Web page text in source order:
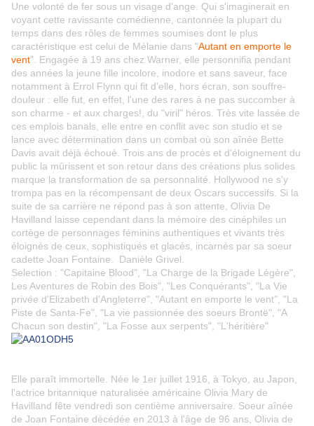
Une volonté de fer sous un visage d'ange. Qui s'imaginerait en
voyant cette ravissante comédienne, cantonnée la plupart du
temps dans des rôles de femmes soumises dont le plus
caractéristique est celui de Mélanie dans "Autant en emporte le
vent". Engagée à 19 ans chez Warner, elle personnifia pendant
des années la jeune fille incolore, inodore et sans saveur, face
notamment à Errol Flynn qui fit d'elle, hors écran, son souffre-
douleur : elle fut, en effet, l'une des rares à ne pas succomber à
son charme - et aux charges!, du "viril" héros. Très vite lassée de
ces emplois banals, elle entre en conflit avec son studio et se
lance avec détermination dans un combat où son aînée Bette
Davis avait déjà échoué. Trois ans de procès et d'éloignement du
public la mûrissent et son retour dans des créations plus solides
marque la transformation de sa personnalité. Hollywood ne s'y
trompa pas en la récompensant de deux Oscars successifs. Si la
suite de sa carrière ne répond pas à son attente, Olivia De
Havilland laisse cependant dans la mémoire des cinéphiles un
cortège de personnages féminins authentiques et vivants très
éloignés de ceux, sophistiqués et glacés, incarnés par sa soeur
cadette Joan Fontaine. Danièle Grivel.
Selection : "Capitaine Blood", "La Charge de la Brigade Légère",
Les Aventures de Robin des Bois", "Les Conquérants", "La Vie
privée d'Elizabeth d'Angleterre", "Autant en emporte le vent", "La
Piste de Santa-Fe", "La vie passionnée des soeurs Brontë", "A
Chacun son destin", "La Fosse aux serpents", "L'héritière"
Elle paraît immortelle. Née le 1er juillet 1916, à Tokyo, au Japon,
l'actrice britannique naturalisée américaine Olivia Mary de
Havilland fête vendredi son centième anniversaire. Soeur aînée
de Joan Fontaine décédée en 2013 à l'âge de 96 ans, Olivia de